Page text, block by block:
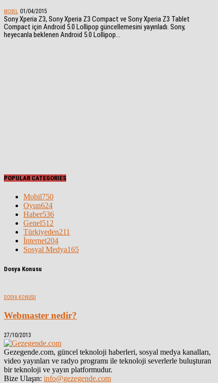
MOBIL 01/04/2015
Sony Xperia Z3, Sony Xperia Z3 Compact ve Sony Xperia Z3 Tablet
Compact için Android 5.0 Lollipop güncellemesini yayınladı. Sony,
heyecanla beklenen Android 5.0 Lollipop...
POPULAR CATEGORIES
Mobil750
Oyun624
Haber536
Genel512
Türkiyeden211
İnternet204
Sosyal Medya165
Dosya Konusu
DOSYA KONUSU
Webmaster nedir?
27/10/2013
Gezegende.com, güncel teknoloji haberleri, sosyal medya kanalları,
video yayınları ve radyo programı ile teknoloji severlerle buluşturan
bir teknoloji ve yayın platformudur.
Bize Ulaşın: info@gezegende.com